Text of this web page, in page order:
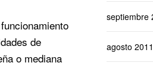
de
o mediana
septiembre
agosto 2011